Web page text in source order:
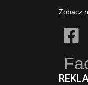
Zobacz